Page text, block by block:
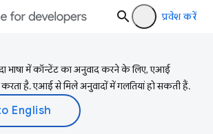
प्रवेश करें
भाषा में कॉन्टेंट का अनुवाद करने के लिए, एआई
है. एआई से मिले अनुवादों में गलतियां हो सकती हैं.